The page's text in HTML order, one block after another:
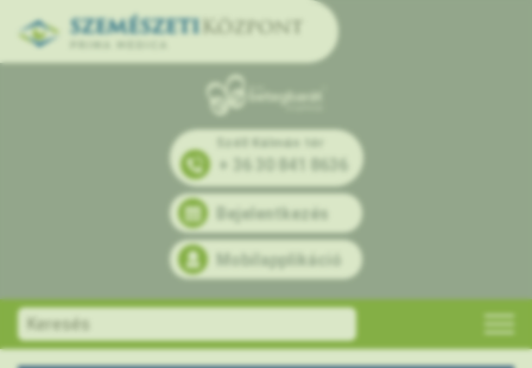
+ 36 30 841 8636
Bejelentkezés
Mobilapplikáció